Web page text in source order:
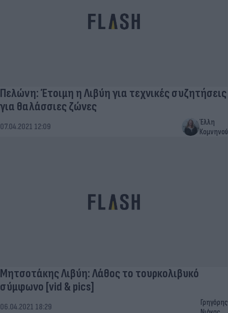
Πελώνη: Έτοιμη η Λιβύη για τεχνικές συζητήσεις
για θαλάσσιες ζώνες
07.04.2021 12:09
Έλλη
Κομνηνού
Μητσοτάκης Λιβύη: Λάθος το τουρκολιβυκό
σύμφωνο [vid & pics]
06.04.2021 18:29
Γρηγόρης